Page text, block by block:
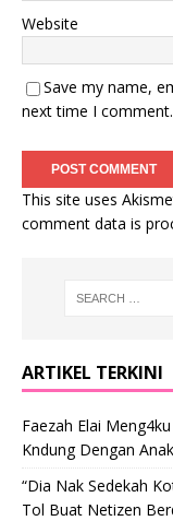
Website
Save my name,
next time I comment.
This site uses
comment data is
ARTIKEL TERKINI
Faezah Elai
Kndung Dengan
“Dia Nak Sedekah
Tol Buat Netizen